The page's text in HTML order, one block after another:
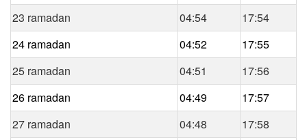
23 ramadan
04:54
17:54
24 ramadan
04:52
17:55
25 ramadan
04:51
17:56
26 ramadan
04:49
17:57
27 ramadan
04:48
17:58